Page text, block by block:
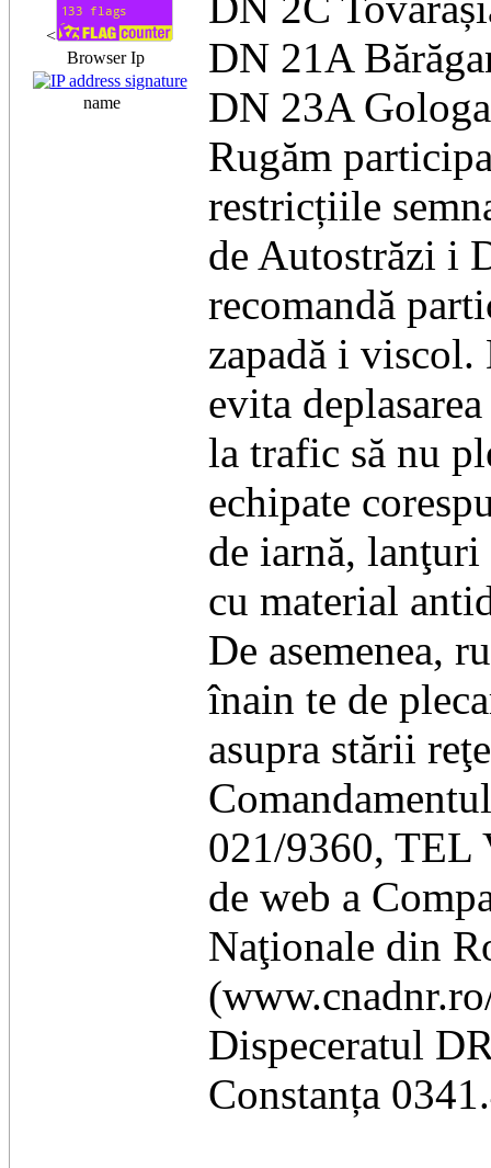
<
Browser Ip
name
DN 21A
DN 23A
Rugăm
restricțiile
de Autostrăzi i
recomandă
zapadă i viscol.
evita
la trafic să nu
echipate
de iarnă,
cu material
De asemenea,
înain te de
asupra stării
021/9360, TEL
de web a
Naţionale din
Dispeceratul
Constanța